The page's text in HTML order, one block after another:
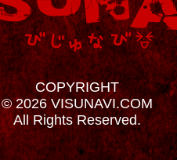
COPYRIGHT
© 2026 VISUNAVI.COM
All Rights Reserved.